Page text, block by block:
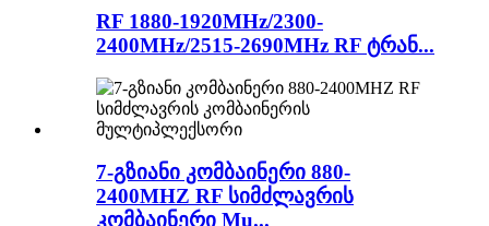
RF 1880-1920MHz/2300-
2400MHz/2515-2690MHz RF ტრან...
7-გზიანი კომბაინერი 880-
2400MHZ RF სიმძლავრის
კომბაინერი Mu...